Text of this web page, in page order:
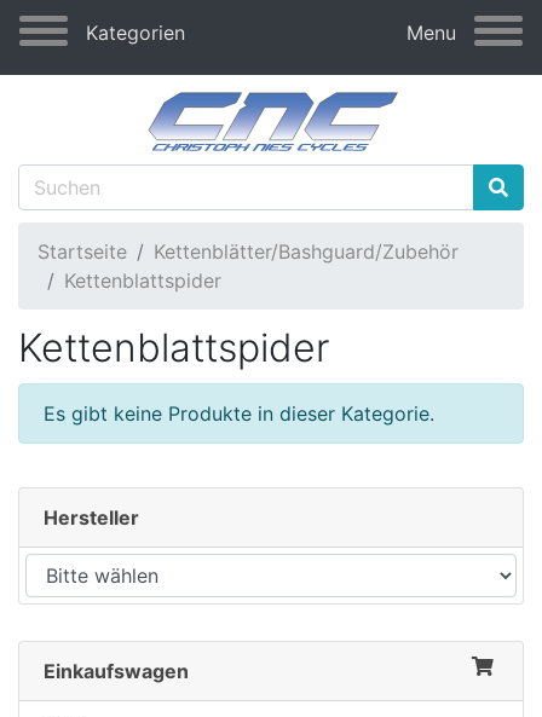
Kategorien Menu
Startseite
Kettenblätter/Bashguard/Zubehör
Kettenblattspider
Kettenblattspider
Es gibt keine Produkte in dieser Kategorie.
Hersteller
Einkaufswagen